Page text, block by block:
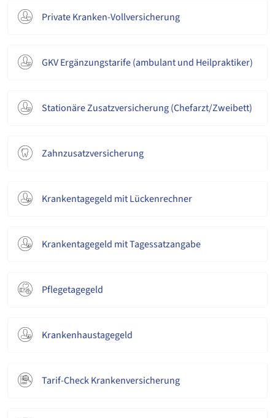
Private Kranken-Vollversicherung
GKV Ergänzungstarife (ambulant und Heilpraktiker)
Stationäre Zusatzversicherung (Chefarzt/Zweibett)
Zahnzusatzversicherung
Krankentagegeld mit Lückenrechner
Krankentagegeld mit Tagessatzangabe
Pflegetagegeld
Krankenhaustagegeld
Tarif-Check Krankenversicherung